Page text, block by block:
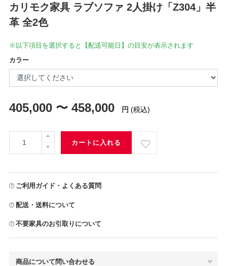
カリモク家具 ラブソファ 2人掛け「Z304」半
革 全2色
※以下項目を選択すると【配送可能日】の目安が表示されます
カラー
405,000 〜 458,000 円 (税込)
カートに入れる
ご利用ガイド・よくある質問
配送・送料について
不要家具のお引取りについて
商品について問い合わせる